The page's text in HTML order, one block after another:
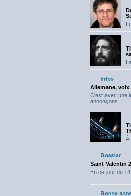
Allemane, voix
C'est avec une
annonçons...
À
Saint Valentin
En ce jour du